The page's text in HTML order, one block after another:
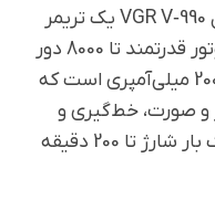
ماشین اصلاح وی جی آر مدل VGR V‑990 یک تریمر
حرفه‌ای با تیغه سرامیکی، موتور قدرتمند تا 8000 دور
در دقیقه و باتری لیتیومی 2000 میلی‌آمپری است که
و صورت، خط‌گیری و
صفر زنی طراحی شده و با یک بار شارژ تا 200 دقیقه